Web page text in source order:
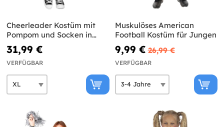
Cheerleader Kostüm mit
Pompom und Socken in
großer Größe
31,99 €
VERFÜGBAR
Muskulöses American
Football Kostüm für Jungen
9,99 € 26,99 €
VERFÜGBAR